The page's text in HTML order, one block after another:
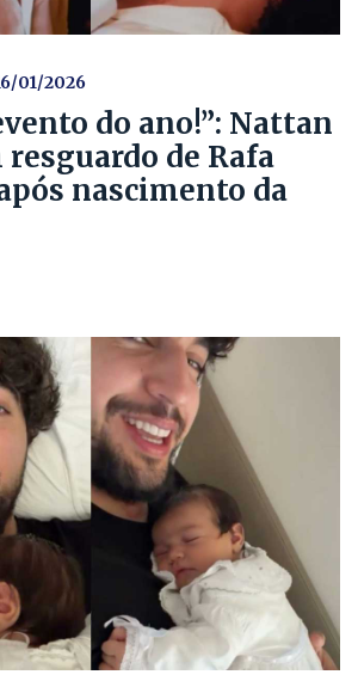
01/2026
do ano!”: Nattan
de Rafa
nascimento da